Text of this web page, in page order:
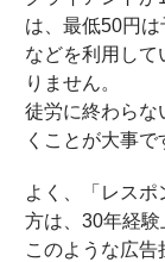
は、最低50円
などを利用して
りません。
徒労に終わらな
くことが大事で
よく、「レスポ
方は、30年経験
このような広告